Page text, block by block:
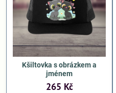
Kšiltovka s obrázkem a
jménem
265 Kč